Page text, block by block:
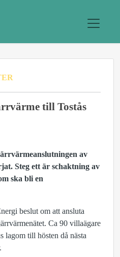
till Tostås
av
Steg ett är schaktning av
ska bli en
beslut om att ansluta
Ca 90 villaägare
lagom till hösten då nästa